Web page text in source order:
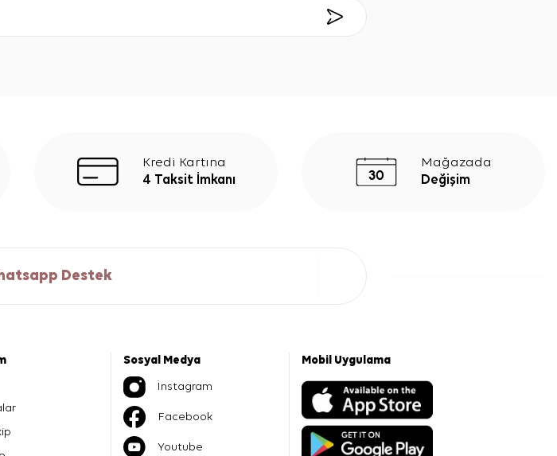
Kredi Kartına
4 Taksit İmkanı
Mağazada
Değişim
Destek
Sosyal Medya
İnstagram
Facebook
Youtube
Mobil Uygulama